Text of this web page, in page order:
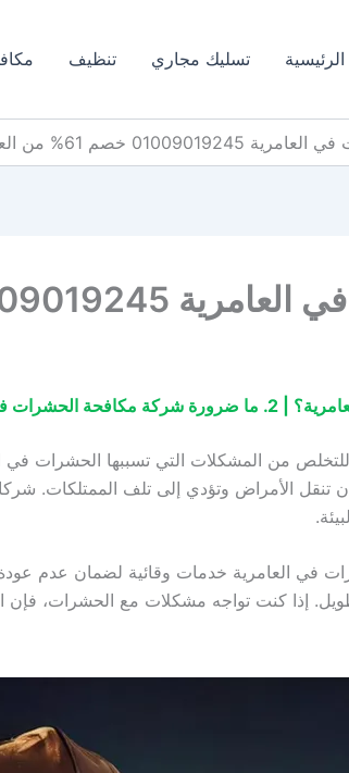
الرئيسية تسليك مجاري تنظيف
61% من العالمية الالمانية
من العالمية الالمانية
للتخلص من المشكلات التي تسببها الحشرات في
الأمراض وتؤدي إلى تلف الممتلكات.
في العامرية خدمات وقائية لضمان عدم
إذا كنت تواجه مشكلات مع الحشرات، فإن